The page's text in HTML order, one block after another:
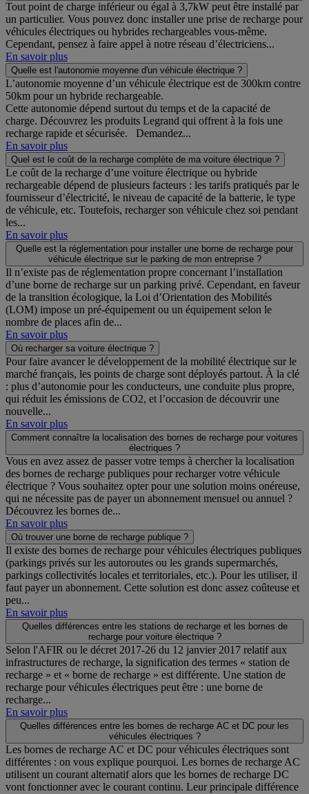
Tout point de charge inférieur ou égal à 3,7kW peut être installé par
un particulier. Vous pouvez donc installer une prise de recharge pour
véhicules électriques ou hybrides rechargeables vous-même.
Cependant, pensez à faire appel à notre réseau d’électriciens...
En savoir plus
Quelle est l'autonomie moyenne d'un véhicule électrique ?
L’autonomie moyenne d’un véhicule électrique est de 300km contre
50km pour un hybride rechargeable.
Cette autonomie dépend surtout du temps et de la capacité de
charge. Découvrez les produits Legrand qui offrent à la fois une
recharge rapide et sécurisée. Demandez...
En savoir plus
Quel est le coût de la recharge complète de ma voiture électrique ?
Le coût de la recharge d’une voiture électrique ou hybride
rechargeable dépend de plusieurs facteurs : les tarifs pratiqués par le
fournisseur d’électricité, le niveau de capacité de la batterie, le type
de véhicule, etc. Toutefois, recharger son véhicule chez soi pendant
les...
En savoir plus
Quelle est la réglementation pour installer une borne de recharge pour
véhicule électrique sur le parking de mon entreprise ?
Il n’existe pas de réglementation propre concernant l’installation
d’une borne de recharge sur un parking privé. Cependant, en faveur
de la transition écologique, la Loi d’Orientation des Mobilités
(LOM) impose un pré-équipement ou un équipement selon le
nombre de places afin de...
En savoir plus
Où recharger sa voiture électrique ?
Pour faire avancer le développement de la mobilité électrique sur le
marché français, les points de charge sont déployés partout. À la clé
: plus d’autonomie pour les conducteurs, une conduite plus propre,
qui réduit les émissions de CO2, et l’occasion de découvrir une
nouvelle...
En savoir plus
Comment connaître la localisation des bornes de recharge pour voitures
électriques ?
Vous en avez assez de passer votre temps à chercher la localisation
des bornes de recharge publiques pour recharger votre véhicule
électrique ? Vous souhaitez opter pour une solution moins onéreuse,
qui ne nécessite pas de payer un abonnement mensuel ou annuel ?
Découvrez les bornes de...
En savoir plus
Où trouver une borne de recharge publique ?
Il existe des bornes de recharge pour véhicules électriques publiques
(parkings privés sur les autoroutes ou les grands supermarchés,
parkings collectivités locales et territoriales, etc.). Pour les utiliser, il
faut payer un abonnement. Cette solution est donc assez coûteuse et
peu...
En savoir plus
Quelles différences entre les stations de recharge et les bornes de
recharge pour voiture électrique ?
Selon l'AFIR ou le décret 2017-26 du 12 janvier 2017 relatif aux
infrastructures de recharge, la signification des termes « station de
recharge » et « borne de recharge » est différente. Une station de
recharge pour véhicules électriques peut être : une borne de
recharge...
En savoir plus
Quelles différences entre les bornes de recharge AC et DC pour les
véhicules électriques ?
Les bornes de recharge AC et DC pour véhicules électriques sont
différentes : on vous explique pourquoi. Les bornes de recharge AC
utilisent un courant alternatif alors que les bornes de recharge DC
vont fonctionner avec le courant continu. Leur principale différence